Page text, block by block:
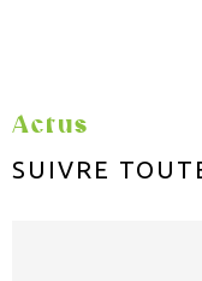
Actus
SUIVRE